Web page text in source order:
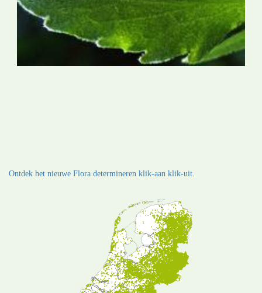
Ontdek het nieuwe Flora determineren klik-aan klik-uit.